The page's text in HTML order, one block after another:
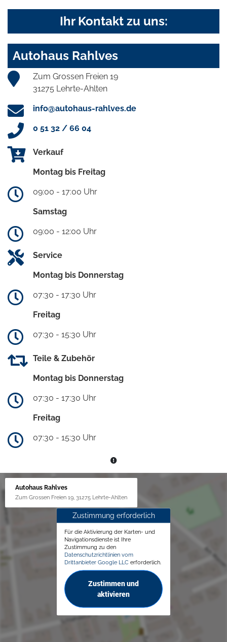
Ihr Kontakt zu uns:
Autohaus Rahlves
Zum Grossen Freien 19
31275 Lehrte-Ahlten
info@autohaus-rahlves.de
0 51 32 / 66 04
Verkauf
Montag bis Freitag
09:00 - 17:00 Uhr
Samstag
09:00 - 12:00 Uhr
Service
Montag bis Donnerstag
07:30 - 17:30 Uhr
Freitag
07:30 - 15:30 Uhr
Teile & Zubehör
Montag bis Donnerstag
07:30 - 17:30 Uhr
Freitag
07:30 - 15:30 Uhr
Autohaus Rahlves
Zum Grossen Freien 19, 31275 Lehrte-Ahlten
Zustimmung erforderlich
Für die Aktivierung der Karten- und
Navigationsdienste ist Ihre
Zustimmung zu den
Datenschutzrichtlinien vom
Drittanbieter Google LLC erforderlich.
Zustimmen und
aktivieren